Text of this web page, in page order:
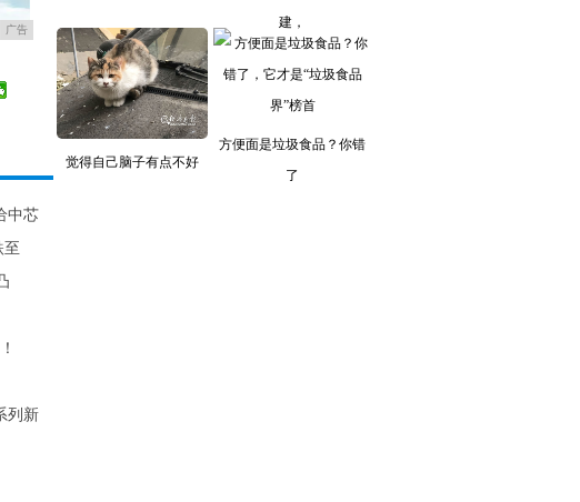
广告
建，
觉得自己脑子有点不好
方便面是垃圾食品？你错
了
中芯
列新